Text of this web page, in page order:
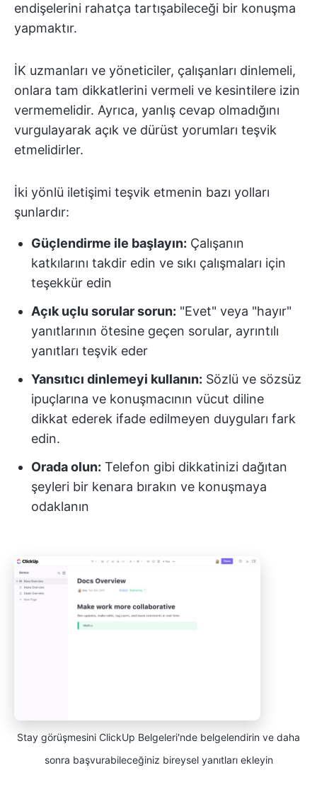
endişelerini rahatça tartışabileceği bir konuşma
yapmaktır.
İK uzmanları ve yöneticiler, çalışanları dinlemeli,
onlara tam dikkatlerini vermeli ve kesintilere izin
vermemelidir. Ayrıca, yanlış cevap olmadığını
vurgulayarak açık ve dürüst yorumları teşvik
etmelidirler.
İki yönlü iletişimi teşvik etmenin bazı yolları
şunlardır:
Güçlendirme ile başlayın: Çalışanın
katkılarını takdir edin ve sıkı çalışmaları için
teşekkür edin
Açık uçlu sorular sorun: "Evet" veya "hayır"
yanıtlarının ötesine geçen sorular, ayrıntılı
yanıtları teşvik eder
Yansıtıcı dinlemeyi kullanın: Sözlü ve sözsüz
ipuçlarına ve konuşmacının vücut diline
dikkat ederek ifade edilmeyen duyguları fark
edin.
Orada olun: Telefon gibi dikkatinizi dağıtan
şeyleri bir kenara bırakın ve konuşmaya
odaklanın
Stay görüşmesini ClickUp Belgeleri'nde belgelendirin ve daha
sonra başvurabileceğiniz bireysel yanıtları ekleyin